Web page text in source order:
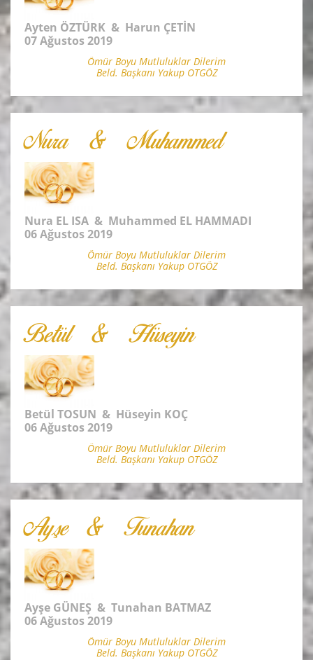
Ayten ÖZTÜRK & Harun ÇETİN
07 Ağustos 2019
Ömür Boyu Mutluluklar Dilerim
Beld. Başkanı Yakup OTGÖZ
Nura & Muhammed
Nura EL ISA & Muhammed EL HAMMADI
06 Ağustos 2019
Ömür Boyu Mutluluklar Dilerim
Beld. Başkanı Yakup OTGÖZ
Betül & Hüseyin
Betül TOSUN & Hüseyin KOÇ
06 Ağustos 2019
Ömür Boyu Mutluluklar Dilerim
Beld. Başkanı Yakup OTGÖZ
Ayşe & Tunahan
Ayşe GÜNEŞ & Tunahan BATMAZ
06 Ağustos 2019
Ömür Boyu Mutluluklar Dilerim
Beld. Başkanı Yakup OTGÖZ